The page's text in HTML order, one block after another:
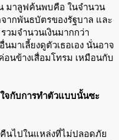
มาลูฟค้นพบคือ ในจำนวน
จากพันธบัตรของรัฐบาล และ
วมจำนวนเงินมากกว่า
นมาเลี้ยงดูตัวเธอเอง นั่นอาจ
อนข้างเสื่อมโทรม เหมือนกับ
จกับการทำตัวแบบนั้นซะ
นไปในแหล่งที่ไม่ปลอดภัย